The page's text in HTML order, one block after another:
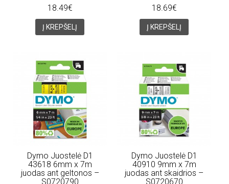
18.49€
Į KREPŠELĮ
18.69€
Į KREPŠELĮ
Dymo Juostelė D1
43618 6mm x 7m
juodas ant geltonos –
S0720790
Dymo Juostelė D1
40910 9mm x 7m
juodas ant skaidrios –
S0720670